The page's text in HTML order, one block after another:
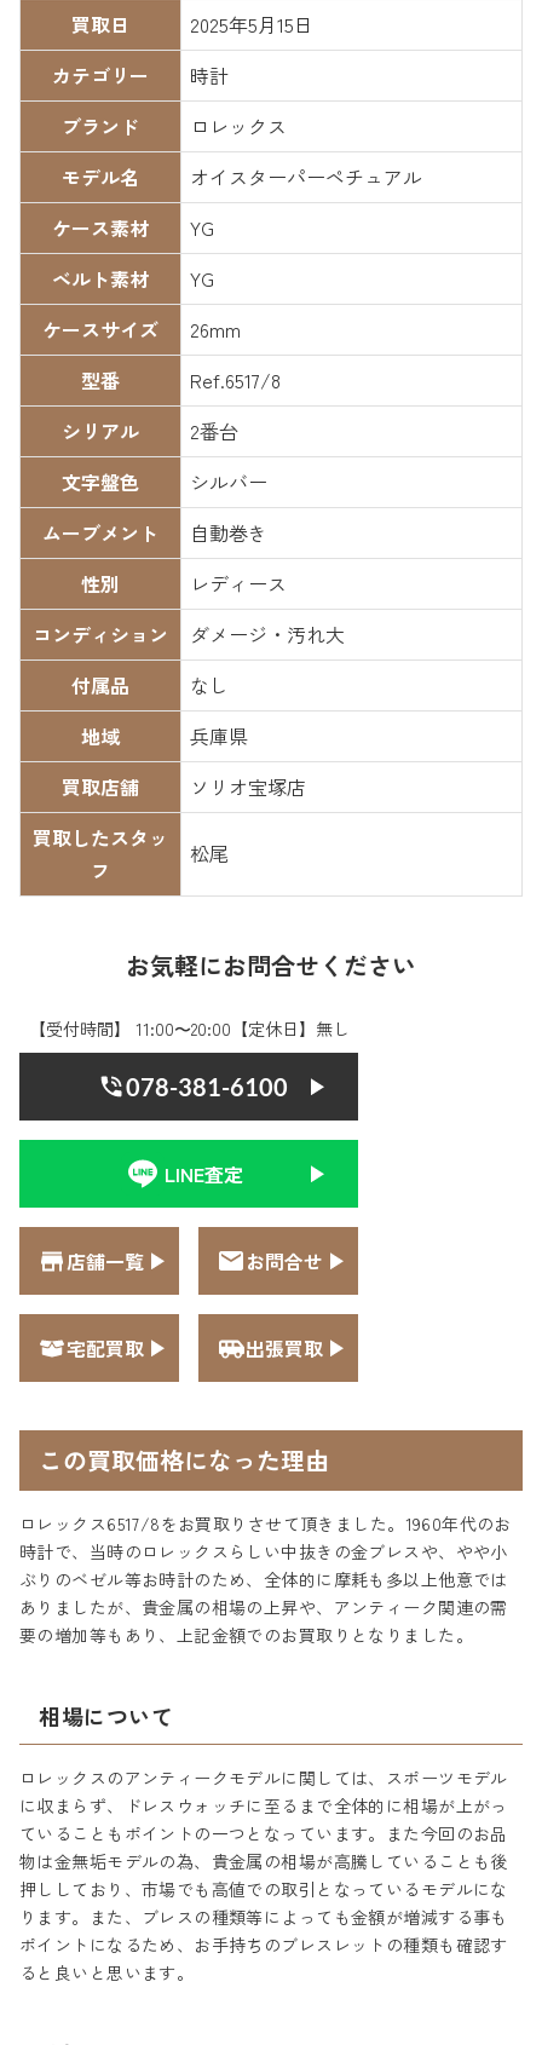
買取日
2025年5月15日
カテゴリー
時計
ブランド
ロレックス
モデル名
オイスターパーペチュアル
ケース素材
YG
ベルト素材
YG
ケースサイズ
26mm
型番
Ref.6517/8
シリアル
2番台
文字盤色
シルバー
ムーブメント
自動巻き
性別
レディース
コンディション
ダメージ・汚れ大
付属品
なし
地域
兵庫県
買取店舗
ソリオ宝塚店
買取したスタッ
フ
松尾
お気軽にお問合せください
【受付時間】 11:00〜20:00【定休日】無し
078-381-6100
LINE査定
店舗一覧 お問合せ
宅配買取 出張買取
この買取価格になった理由
ロレックス6517/8をお買取りさせて頂きました。1960年代のお
時計で、当時のロレックスらしい中抜きの金ブレスや、やや小
ぶりのベゼル等お時計のため、全体的に摩耗も多以上他意では
ありましたが、貴金属の相場の上昇や、アンティーク関連の需
要の増加等もあり、上記金額でのお買取りとなりました。
相場について
ロレックスのアンティークモデルに関しては、スポーツモデル
に収まらず、ドレスウォッチに至るまで全体的に相場が上がっ
ていることもポイントの一つとなっています。また今回のお品
物は金無垢モデルの為、貴金属の相場が高騰していることも後
押ししており、市場でも高値での取引となっているモデルにな
ります。また、ブレスの種類等によっても金額が増減する事も
ポイントになるため、お手持ちのブレスレットの種類も確認す
ると良いと思います。